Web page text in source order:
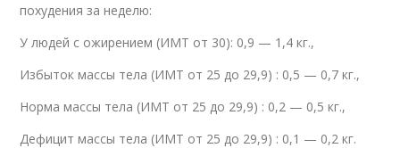
похудения за неделю:
У людей с ожирением (ИМТ от 30): 0,9 — 1,4 кг.,
Избыток массы тела (ИМТ от 25 до 29,9) : 0,5 — 0,7 кг.,
Норма массы тела (ИМТ от 25 до 29,9) : 0,2 — 0,5 кг.,
Дефицит массы тела (ИМТ от 25 до 29,9) : 0,1 — 0,2 кг.